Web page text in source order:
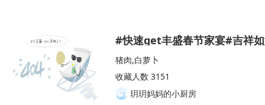
#快速get丰盛春节家宴#吉祥
猪肉,白萝卜
收藏人数 3151
玥玥妈妈的小厨房